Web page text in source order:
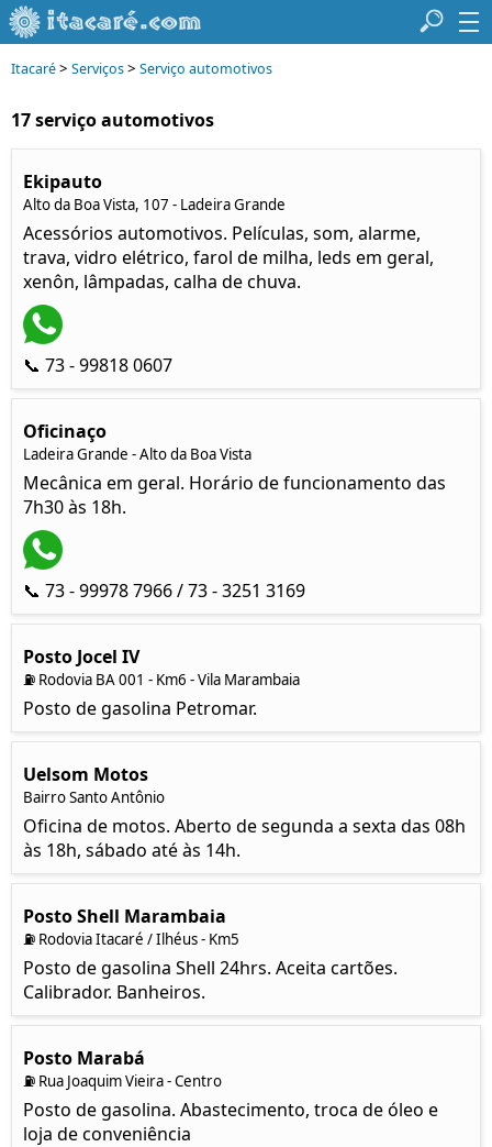
Itacaré> Serviços> Serviço automotivos
17 serviço automotivos
Ekipauto
Alto da Boa Vista, 107 - Ladeira Grande
Acessórios automotivos. Películas, som, alarme,
trava, vidro elétrico, farol de milha, leds em geral,
xenôn, lâmpadas, calha de chuva.
📞 73 - 99818 0607
Oficinaço
Ladeira Grande - Alto da Boa Vista
Mecânica em geral. Horário de funcionamento das
7h30 às 18h.
📞 73 - 99978 7966 / 73 - 3251 3169
Posto Jocel IV
⛽ Rodovia BA 001 - Km6 - Vila Marambaia
Posto de gasolina Petromar.
Uelsom Motos
Bairro Santo Antônio
Oficina de motos. Aberto de segunda a sexta das 08h
às 18h, sábado até às 14h.
Posto Shell Marambaia
⛽ Rodovia Itacaré / Ilhéus - Km5
Posto de gasolina Shell 24hrs. Aceita cartões.
Calibrador. Banheiros.
Posto Marabá
⛽ Rua Joaquim Vieira - Centro
Posto de gasolina. Abastecimento, troca de óleo e
loja de conveniência